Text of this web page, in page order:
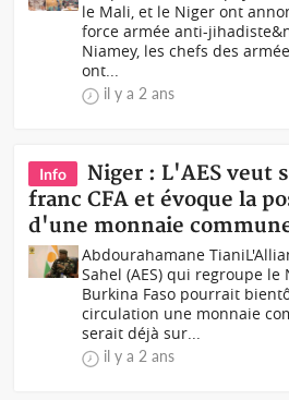
le Mali, et le Niger ont
force armée anti-
Niamey, les chefs des
ont...
il y a 2 ans
Info
Niger : L'AES veut
franc CFA et évoque la
d'une monnaie
Abdourahamane
Sahel (AES) qui regroupe
Burkina Faso pourrait
circulation une monnaie
serait déjà sur...
il y a 2 ans